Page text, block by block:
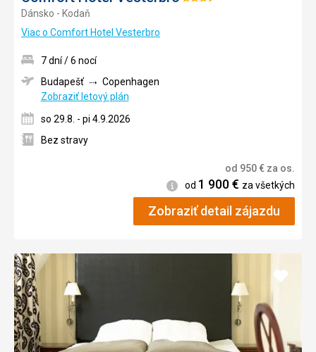
Dánsko - Kodaň
Viac o Comfort Hotel Vesterbro
7 dní / 6 nocí
Budapešť
Copenhagen
Zobraziť letový plán
so 29.8. - pi 4.9.2026
Bez stravy
od 950€ za os.
Informácie
od 1 900€ za všetkých
Zobraziť detail zájazdu
Pridať